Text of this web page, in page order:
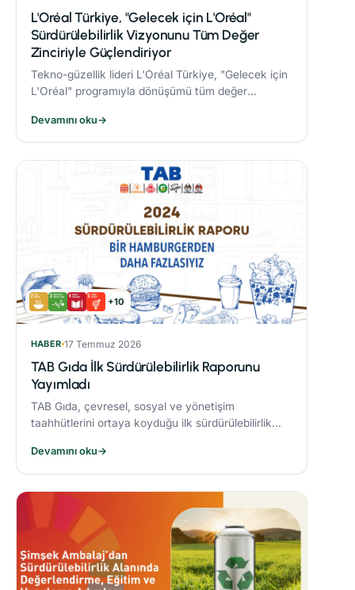
L'Oréal Türkiye, "Gelecek için L'Oréal"
Sürdürülebilirlik Vizyonunu Tüm Değer
Zinciriyle Güçlendiriyor
Tekno-güzellik lideri L'Oréal Türkiye, "Gelecek için
L'Oréal" programıyla dönüşümü tüm değer
Devamını oku→
+10
HABER 17 Temmuz 2026
TAB Gıda İlk Sürdürülebilirlik Raporunu
Yayımladı
TAB Gıda, çevresel, sosyal ve yönetişim
taahhütlerini ortaya koyduğu ilk sürdürülebilirlik
olan bağlılığını ortaya koydu.
Devamını oku→